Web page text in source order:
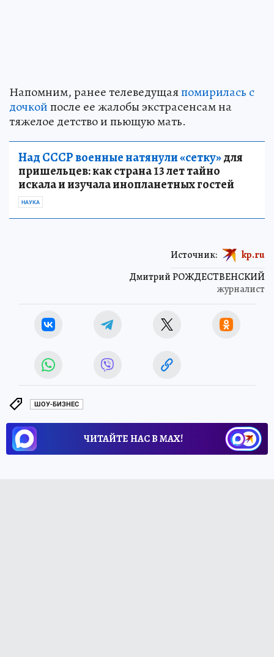
Напомним, ранее телеведущаяпомирилась с
дочкойпосле ее жалобы экстрасенсам на
тяжелое детство и пьющую мать.
Над СССР военные натянули «сетку»для
пришельцев: как страна 13 лет тайно
искала и изучала инопланетных гостей
НАУКА
Дмитрий РОЖДЕСТВЕНСКИЙ
журналист
Источник: kp.ru
ШОУ-БИЗНЕС
ЧИТАЙТЕ НАС В МАХ!